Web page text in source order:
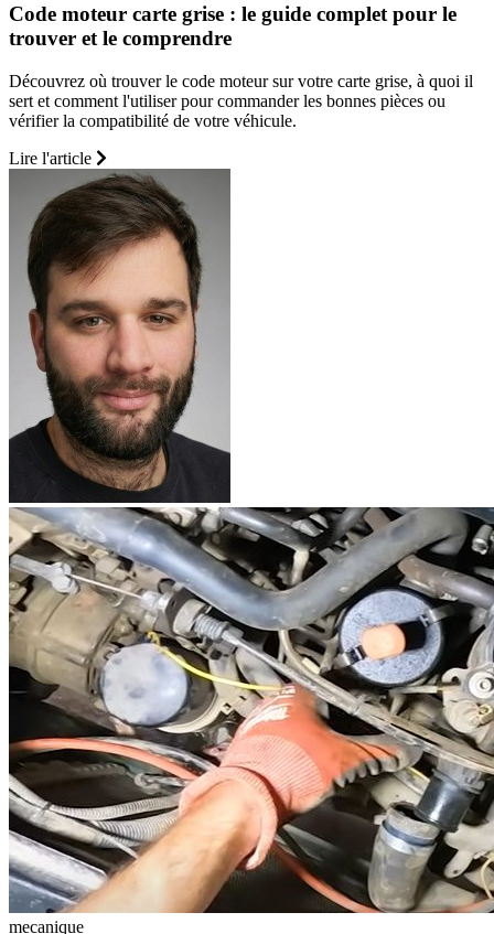
Code moteur carte grise : le guide complet pour le
trouver et le comprendre
Découvrez où trouver le code moteur sur votre carte grise, à quoi il
sert et comment l'utiliser pour commander les bonnes pièces ou
vérifier la compatibilité de votre véhicule.
Lire l'article
mecanique